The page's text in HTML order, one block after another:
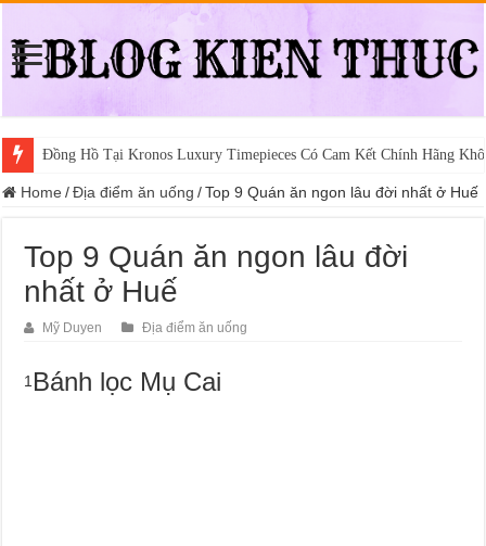
Đồng Hồ Tại Kronos Luxury Timepieces Có Cam Kết Chính Hãng
Home / Địa điểm ăn uống / Top 9 Quán ăn ngon lâu đời nhất ở Huế
Top 9 Quán ăn ngon lâu đời
nhất ở Huế
Mỹ Duyen Địa điểm ăn uống
1 Bánh lọc Mụ Cai